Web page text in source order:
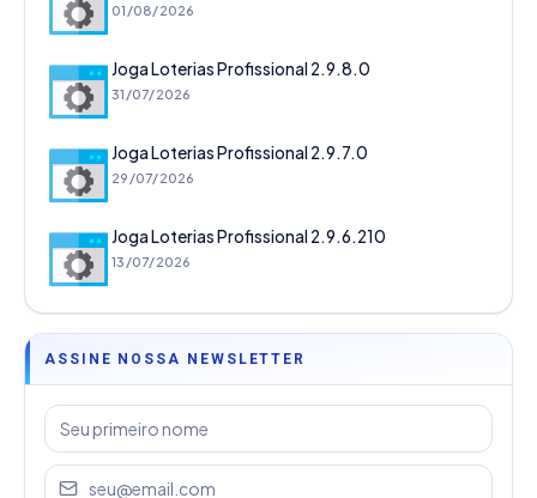
01/08/2026
Joga Loterias Profissional 2.9.8.0
31/07/2026
Joga Loterias Profissional 2.9.7.0
29/07/2026
Joga Loterias Profissional 2.9.6.210
13/07/2026
ASSINE NOSSA NEWSLETTER